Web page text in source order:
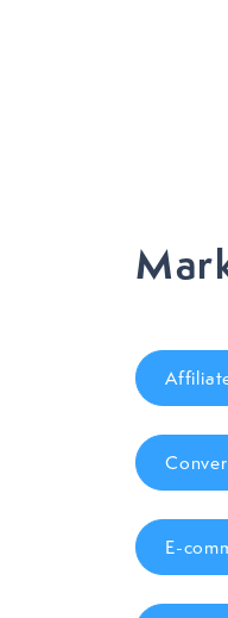
E-